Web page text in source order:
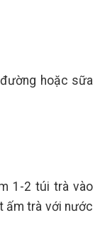
hoặc sữa
1-2 túi trà vào
ấm trà với nước